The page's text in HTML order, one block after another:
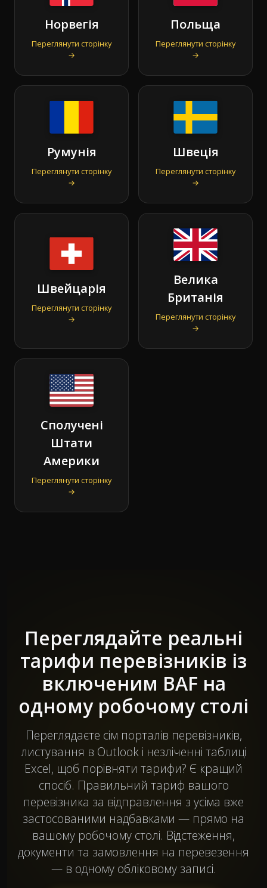
Норвегія
Переглянути сторінку
→
Польща
Переглянути сторінку
→
Румунія
Переглянути сторінку
→
Швеція
Переглянути сторінку
→
Швейцарія
Переглянути сторінку
→
Велика
Британія
Переглянути сторінку
→
Сполучені
Штати
Америки
Переглянути сторінку
→
Переглядайте реальні
тарифи перевізників із
включеним BAF на
одному робочому столі
Переглядаєте сім порталів перевізників,
листування в Outlook і незліченні таблиці
Excel, щоб порівняти тарифи? Є кращий
спосіб. Правильний тариф вашого
перевізника за відправлення з усіма вже
застосованими надбавками — прямо на
вашому робочому столі. Відстеження,
документи та замовлення на перевезення
— в одному обліковому записі.